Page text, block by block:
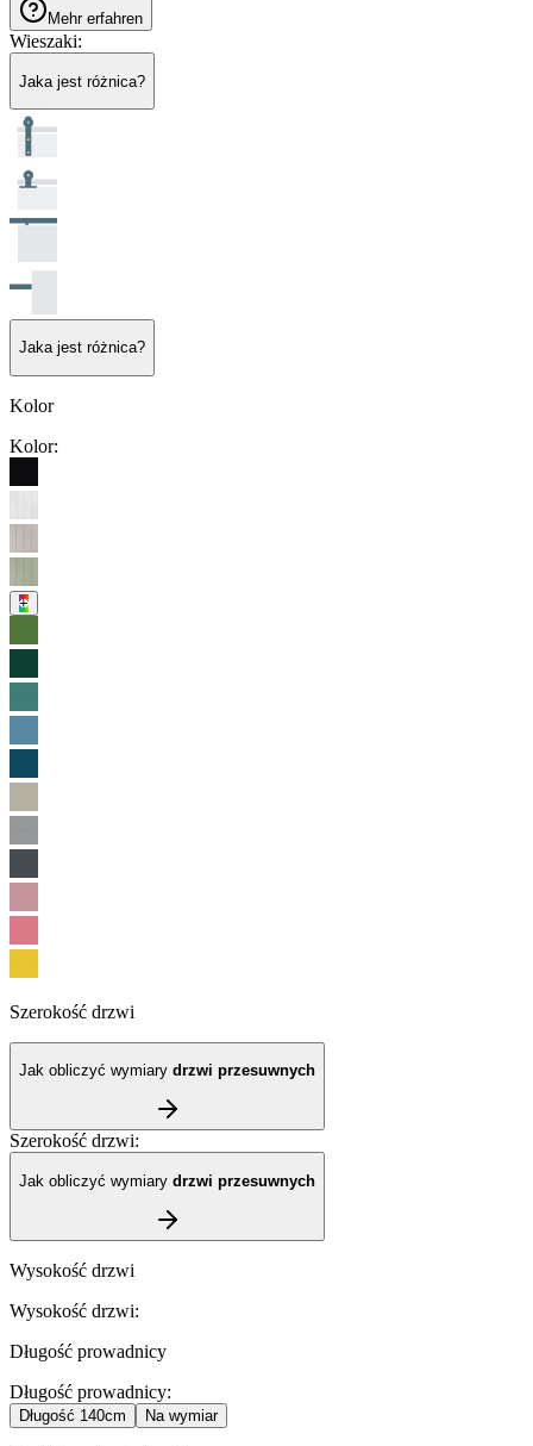
Mehr erfahren
Wieszaki:
Jaka jest różnica?
Jaka jest różnica?
Kolor
Kolor:
+
Szerokość drzwi
Jak obliczyć wymiary drzwi przesuwnych
Szerokość drzwi:
Jak obliczyć wymiary drzwi przesuwnych
Wysokość drzwi
Wysokość drzwi:
Długość prowadnicy
Długość prowadnicy:
Długość 140cm Na wymiar